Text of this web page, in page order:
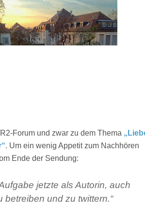
Forum und zwar zu dem Thema
. Um ein wenig Appetit zum Nachhören
Ende der Sendung:
jetzte als Autorin, auch
und zu twittern.“